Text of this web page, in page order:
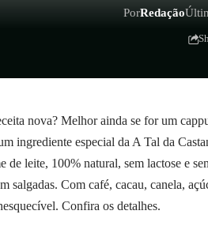
PorRedação
nova? Melhor ainda se for um
ingrediente especial da A Tal da
de leite, 100% natural, sem lactose e
salgadas. Com café, cacau, canela,
Confira os detalhes.